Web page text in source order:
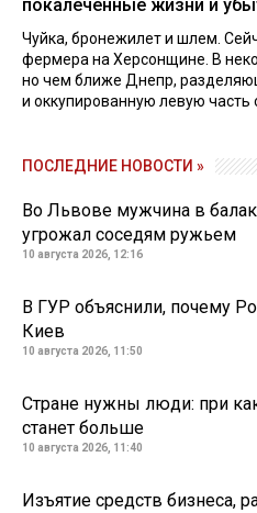
покалеченные жизни и
Чуйка, бронежилет и шлем.
фермера на Херсонщине. В
но чем ближе Днепр,
и оккупированную левую часть
ПОСЛЕДНИЕ НОВОСТИ »
Во Львове мужчина в
угрожал соседям ружьем
10 августа 2026, 12:16
В ГУР объяснили, почему
Киев
10 августа 2026, 11:50
Стране нужны люди: при
станет больше
10 августа 2026, 11:40
Изъятие средств бизнеса,